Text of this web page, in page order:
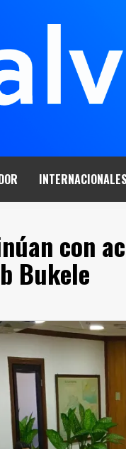
INTERNACIONALES
con
Bukele